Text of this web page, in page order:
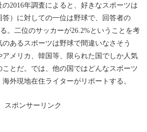
2016年調査によると、好きなスポーツは
）に対しての一位は野球で、回答者の
。二位のサッカーが26.2%ということを考
あるスポーツは野球で間違いなさそう
メリカ、韓国等、限られた国でしか人気
とだ。では、他の国ではどんなスポーツ
外現地在住ライターがリポートする。
スポンサーリンク